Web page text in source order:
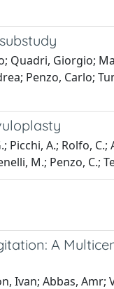
Quadri, Giorgio;
Penzo, Carlo;
Picchi, A.; Rolfo,
M.; Penzo, C.;
A
Ivan; Abbas,